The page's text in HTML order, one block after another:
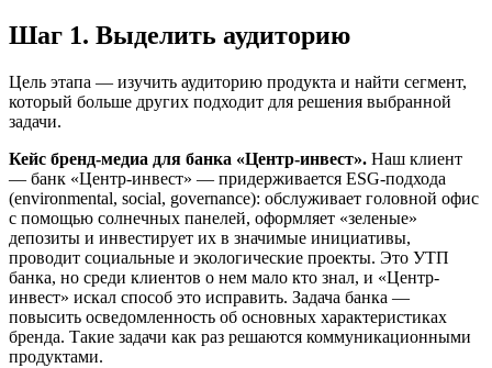
Шаг 1. Выделить аудиторию
Цель этапа — изучить аудиторию продукта и найти сегмент,
который больше других подходит для решения выбранной
задачи.
Кейс бренд-медиа для банка «Центр-инвест». Наш клиент
— банк «Центр-инвест» — придерживается ESG-подхода
(environmental, social, governance): обслуживает головной офис
с помощью солнечных панелей, оформляет «зеленые»
депозиты и инвестирует их в значимые инициативы,
проводит социальные и экологические проекты. Это УТП
банка, но среди клиентов о нем мало кто знал, и «Центр-
инвест» искал способ это исправить. Задача банка —
повысить осведомленность об основных характеристиках
бренда. Такие задачи как раз решаются коммуникационными
продуктами.